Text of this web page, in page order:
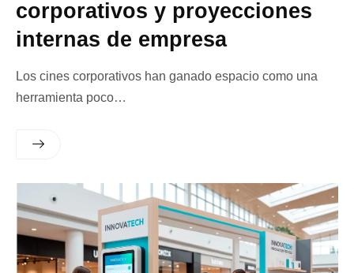
corporativos y proyecciones
internas de empresa
Los cines corporativos han ganado espacio como una
herramienta poco…